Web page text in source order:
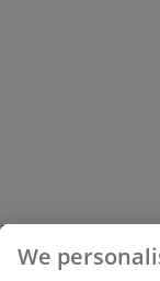
We